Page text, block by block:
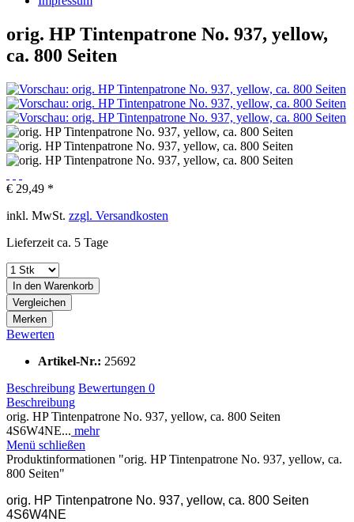
orig. HP Tintenpatrone No. 937, yellow,
ca. 800 Seiten
€ 29,49 *
inkl. MwSt. zzgl. Versandkosten
Lieferzeit ca. 5 Tage
In den Warenkorb
Vergleichen
Merken
Bewerten
Artikel-Nr.: 25692
Beschreibung Bewertungen 0
Beschreibung
orig. HP Tintenpatrone No. 937, yellow, ca. 800 Seiten
4S6W4NE... mehr
Menü schließen
Produktinformationen "orig. HP Tintenpatrone No. 937, yellow, ca.
800 Seiten"
orig. HP Tintenpatrone No. 937, yellow, ca. 800 Seiten
4S6W4NE